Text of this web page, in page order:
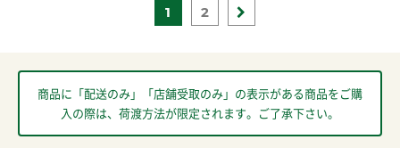
1 2
商品に「配送のみ」「店舗受取のみ」の表示がある商品をご購
入の際は、荷渡方法が限定されます。ご了承下さい。